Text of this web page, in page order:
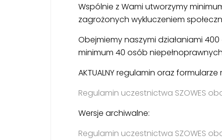
Wspólnie z Wami utworzymy
zagrożonych wykluczeniem
Obejmiemy naszymi działaniami
minimum 40 osób
AKTUALNY regulamin oraz
Regulamin uczestnictwa SZOWES
Wersje archiwalne:
Regulamin uczestnictwa SZOWES